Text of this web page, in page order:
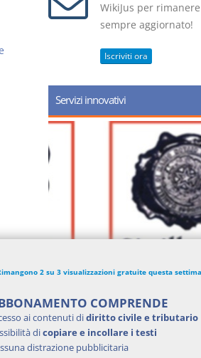
WikiJus per rimanere
sempre aggiornato!
Iscriviti ora
Servizi innovativi
2 su 3 visualizzazioni gratuite questa
COMPRENDE
ai contenuti didiritto civile e tributario
dicopiare e incollare i testi
distrazione pubblicitaria